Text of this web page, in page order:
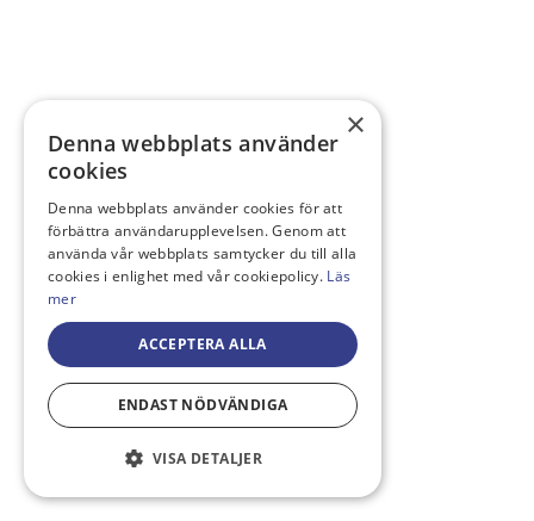
×
Denna webbplats använder
cookies
Denna webbplats använder cookies för att
förbättra användarupplevelsen. Genom att
använda vår webbplats samtycker du till alla
cookies i enlighet med vår cookiepolicy. Läs
mer
ACCEPTERA ALLA
ENDAST NÖDVÄNDIGA
VISA DETALJER